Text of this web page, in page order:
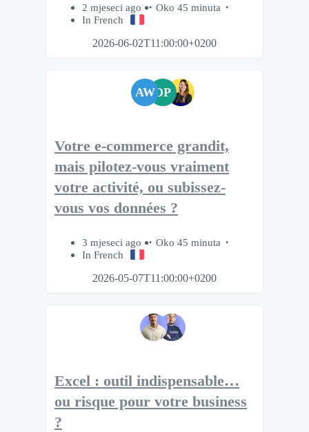
2 mjeseci ago
Oko 45 minuta
In French
2026-06-02T11:00:00+0200
AWDP
Votre e-commerce grandit,
mais pilotez-vous vraiment
votre activité, ou subissez-
vous vos données ?
3 mjeseci ago
Oko 45 minuta
In French
2026-05-07T11:00:00+0200
Excel : outil indispensable…
ou risque pour votre business
?